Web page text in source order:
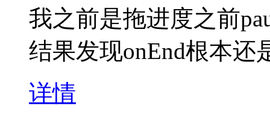
我之前是拖进度之前
结果发现onEnd根本还
详情